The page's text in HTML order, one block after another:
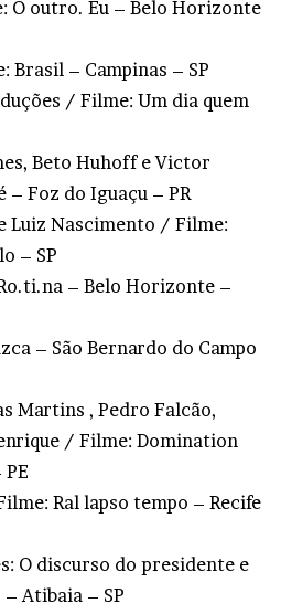
O outro. Eu – Belo Horizonte
– Campinas – SP
/ Filme: Um dia quem
Beto Huhoff e Victor
– Foz do Iguaçu – PR
Luiz Nascimento / Filme:
– SP
– Belo Horizonte –
– São Bernardo do Campo
Martins , Pedro Falcão,
/ Filme: Domination
Ral lapso tempo – Recife
O discurso do presidente e
Atibaia – SP